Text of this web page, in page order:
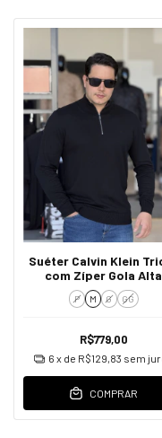
Suéter Calvin Klein
com Zíper Gola Alta
Mascuilino
P M G GG
R$779,00
6 x de R$129,83 sem
COMPRAR